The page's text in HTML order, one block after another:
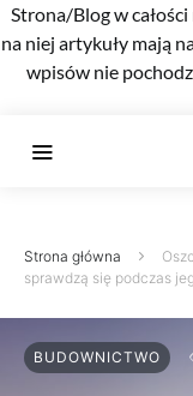
Strona/Blog w
na niej artykuły mają
wpisów nie
Strona główna
sprawdzą się podczas
BUDOWNICTWO